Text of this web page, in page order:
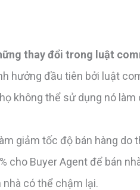
thay đổi trong luật
hưởng đầu tiên bởi luật
không thể sử dụng nó
giảm tốc độ bán hàng do
cho Buyer Agent để bán
nhà có thể chậm lại.